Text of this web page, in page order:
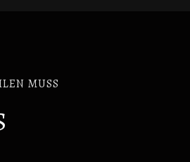
MUSS